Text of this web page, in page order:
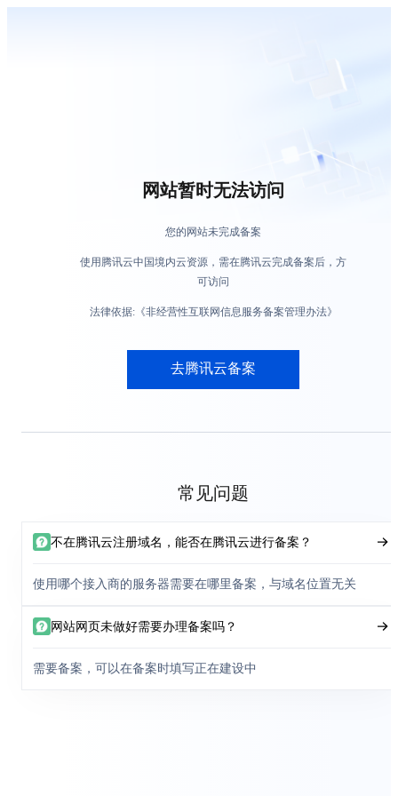
网站暂时无法访问
您的网站未完成备案
使用腾讯云中国境内云资源，需在腾讯云完成备案后，方
可访问
法律依据:《非经营性互联网信息服务备案管理办法》
去腾讯云备案
常见问题
不在腾讯云注册域名，能否在腾讯云进行备案？
使用哪个接入商的服务器需要在哪里备案，与域名位置无关
网站网页未做好需要办理备案吗？
需要备案，可以在备案时填写正在建设中